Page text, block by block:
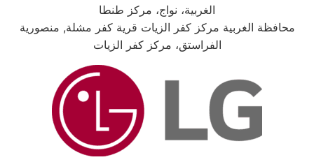
الغربية، نواج، مركز طنطا
محافظة الغربية مركز كفر الزيات قرية كفر مشلة, منصورية
الفراستق، مركز كفر الزيات